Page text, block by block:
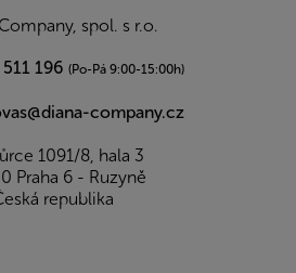
spol. s r.o.
196 (Po-Pá 9:00-15:00h)
company.cz
1091/8, hala 3
Praha 6 - Ruzyně
republika